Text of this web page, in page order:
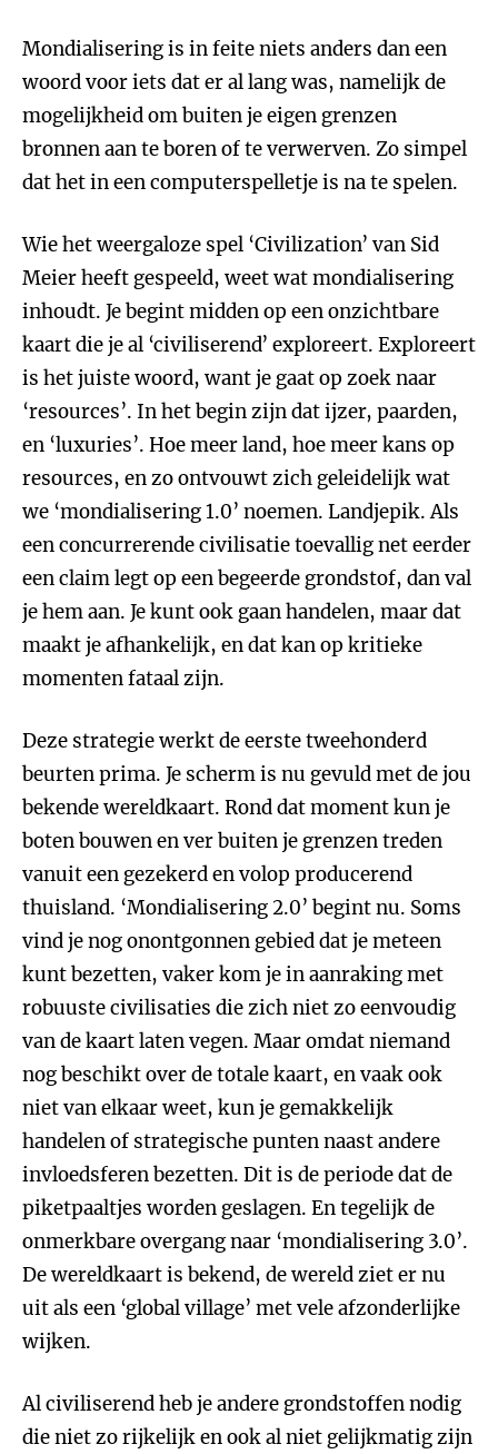
Mondialisering is in feite niets anders dan een
woord voor iets dat er al lang was, namelijk de
mogelijkheid om buiten je eigen grenzen
bronnen aan te boren of te verwerven. Zo simpel
dat het in een computerspelletje is na te spelen.
Wie het weergaloze spel ‘Civilization’ van Sid
Meier heeft gespeeld, weet wat mondialisering
inhoudt. Je begint midden op een onzichtbare
kaart die je al ‘civiliserend’ exploreert. Exploreert
is het juiste woord, want je gaat op zoek naar
‘resources’. In het begin zijn dat ijzer, paarden,
en ‘luxuries’. Hoe meer land, hoe meer kans op
resources, en zo ontvouwt zich geleidelijk wat
we ‘mondialisering 1.0’ noemen. Landjepik. Als
een concurrerende civilisatie toevallig net eerder
een claim legt op een begeerde grondstof, dan val
je hem aan. Je kunt ook gaan handelen, maar dat
maakt je afhankelijk, en dat kan op kritieke
momenten fataal zijn.
Deze strategie werkt de eerste tweehonderd
beurten prima. Je scherm is nu gevuld met de jou
bekende wereldkaart. Rond dat moment kun je
boten bouwen en ver buiten je grenzen treden
vanuit een gezekerd en volop producerend
thuisland. ‘Mondialisering 2.0’ begint nu. Soms
vind je nog onontgonnen gebied dat je meteen
kunt bezetten, vaker kom je in aanraking met
robuuste civilisaties die zich niet zo eenvoudig
van de kaart laten vegen. Maar omdat niemand
nog beschikt over de totale kaart, en vaak ook
niet van elkaar weet, kun je gemakkelijk
handelen of strategische punten naast andere
invloedsferen bezetten. Dit is de periode dat de
piketpaaltjes worden geslagen. En tegelijk de
onmerkbare overgang naar ‘mondialisering 3.0’.
De wereldkaart is bekend, de wereld ziet er nu
uit als een ‘global village’ met vele afzonderlijke
wijken.
Al civiliserend heb je andere grondstoffen nodig
die niet zo rijkelijk en ook al niet gelijkmatig zijn